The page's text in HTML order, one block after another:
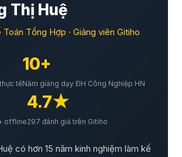
Thị Huệ
Tổng Hợp · Giảng viên Gitiho
tế
10+
Năm giảng dạy ĐH Công Nghiệp HN
offline
4.7★
297 đánh giá trên Gitiho
có hơn 15 năm kinh nghiệm làm kế